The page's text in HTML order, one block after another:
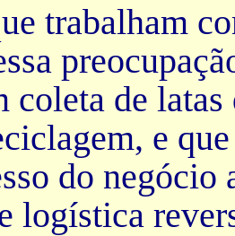
trabalham
coleta de
e
do
logística